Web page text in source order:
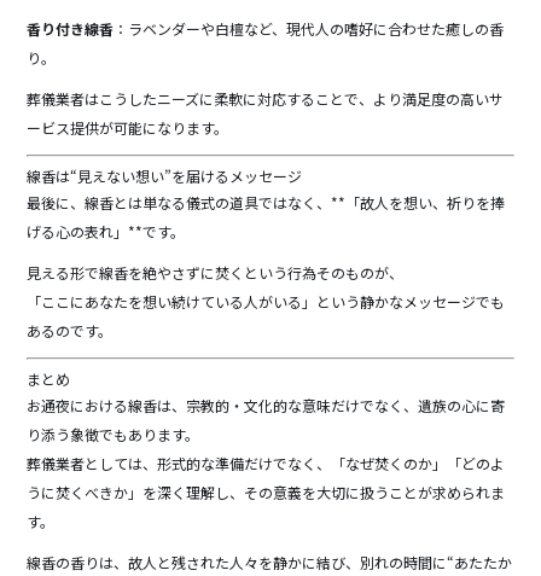
香り付き線香 ：ラベンダーや白檀など、現代人の嗜好に合わせた癒しの香
り。
葬儀業者はこうしたニーズに柔軟に対応することで、より満足度の高いサ
ービス提供が可能になります。
線香は“見えない想い”を届けるメッセージ
最後に、線香とは単なる儀式の道具ではなく、**「故人を想い、祈りを捧
げる心の表れ」**です。
見える形で線香を絶やさずに焚くという行為そのものが、
「ここにあなたを想い続けている人がいる」という静かなメッセージでも
あるのです。
まとめ
お通夜における線香は、宗教的・文化的な意味だけでなく、遺族の心に寄
り添う象徴でもあります。
葬儀業者としては、形式的な準備だけでなく、「なぜ焚くのか」「どのよ
うに焚くべきか」を深く理解し、その意義を大切に扱うことが求められま
す。
線香の香りは、故人と残された人々を静かに結び、別れの時間に“あたたか